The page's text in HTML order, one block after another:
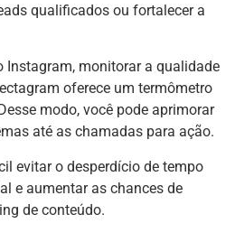
qualificados ou fortalecer a
Instagram, monitorar a qualidade
oferece um termômetro
modo, você pode aprimorar
até as chamadas para ação.
evitar o desperdício de tempo
e aumentar as chances de
de conteúdo.